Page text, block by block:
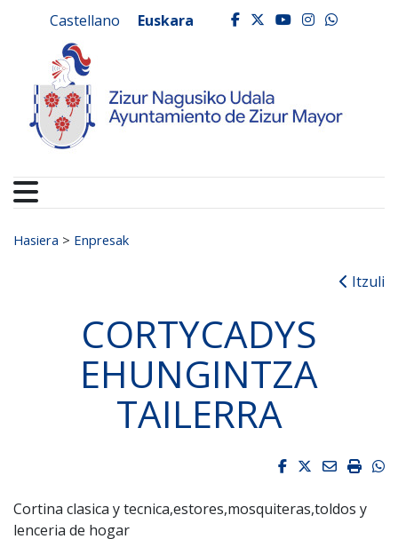
Ayuntamiento de
Castellano Euskara facebook
twitter
youtube
Search for:
Hasiera > Enpresak
Itzuli
CORTYCADYS
EHUNGINTZA
TAILERRA
Facebook
Twitter
Email
Cortina clasica y tecnica,estores,mosquiteras,toldos y
lenceria de hogar